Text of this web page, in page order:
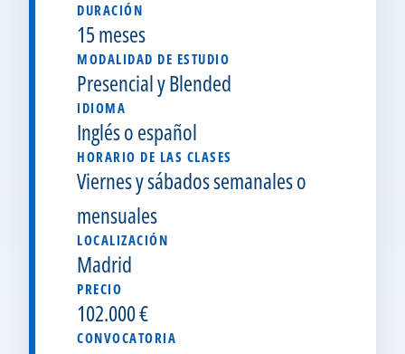
DURACIÓN
15 meses
MODALIDAD DE ESTUDIO
Presencial y Blended
IDIOMA
Inglés o español
HORARIO DE LAS CLASES
Viernes y sábados semanales o
mensuales
LOCALIZACIÓN
Madrid
PRECIO
102.000 €
CONVOCATORIA